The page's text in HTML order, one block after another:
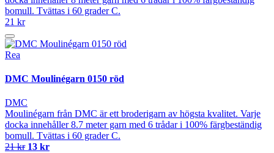
bomull. Tvättas i 60 grader C.
21 kr
Rea
DMC Moulinégarn 0150 röd
DMC
Moulinégarn från DMC är ett broderigarn av högsta kvalitet. Varje
docka innehåller 8.7 meter garn med 6 trådar i 100% färgbeständig
bomull. Tvättas i 60 grader C.
21 kr 13 kr